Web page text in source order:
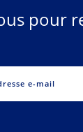
pour